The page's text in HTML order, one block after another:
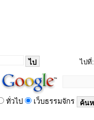
ไปที่:
ทั่วไป เว็บธรรมจักร